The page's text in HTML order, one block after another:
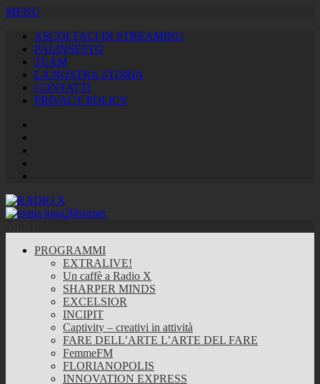
MENU
ASCOLTACI IN STREAMING
PALINSESTO
TEAM
LA NOSTRA STORIA
CONTATTI
PRIVACY POLICY
PROGRAMMI
EXTRALIVE!
Un caffè a Radio X
SHARPER MINDS
EXCELSIOR
INCIPIT
Captivity – creativi in attività
FARE DELL’ARTE L’ARTE DEL FARE
FemmeFM
FLORIANOPOLIS
INNOVATION EXPRESS